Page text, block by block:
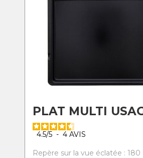
PLAT MULTI
4.5/5 - 4 AVIS
Repère sur la vue éclatée : 180